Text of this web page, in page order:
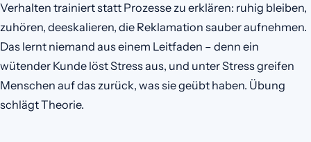
Verhalten trainiert statt Prozesse zu erklären: ruhig bleiben,
zuhören, deeskalieren, die Reklamation sauber aufnehmen.
Das lernt niemand aus einem Leitfaden – denn ein
wütender Kunde löst Stress aus, und unter Stress greifen
Menschen auf das zurück, was sie geübt haben. Übung
schlägt Theorie.